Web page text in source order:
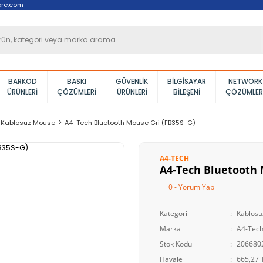
BARKOD
ÜRÜNLERI
BASKI
ÇÖZÜMLERI
GÜVENLIK
ÜRÜNLERI
BILGISAYAR
BILEŞENI
NETWORK
Kablosuz Mouse A4-Tech Bluetooth Mouse Gri (FB35S-G)
A4-TECH
A4-Tech Bluetooth
0 - Yorum Yap
Kategori
Marka
A4-Tech
Stok Kodu
Havale
665,27